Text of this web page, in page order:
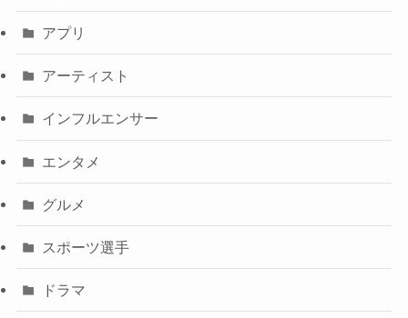
アプリ
アーティスト
インフルエンサー
エンタメ
グルメ
スポーツ選手
ドラマ